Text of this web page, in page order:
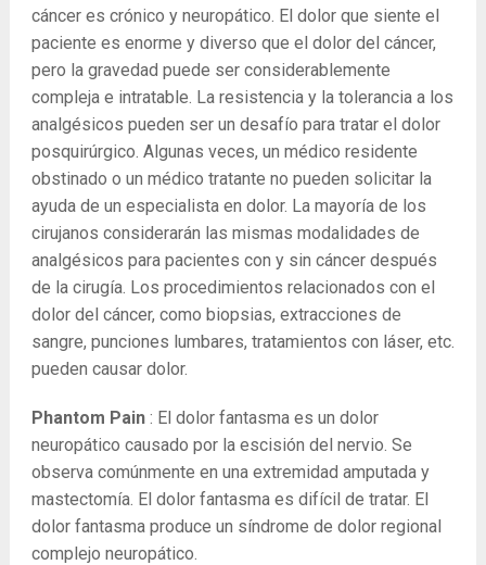
cáncer es crónico y neuropático. El dolor que siente el
paciente es enorme y diverso que el dolor del cáncer,
pero la gravedad puede ser considerablemente
compleja e intratable. La resistencia y la tolerancia a los
analgésicos pueden ser un desafío para tratar el dolor
posquirúrgico. Algunas veces, un médico residente
obstinado o un médico tratante no pueden solicitar la
ayuda de un especialista en dolor. La mayoría de los
cirujanos considerarán las mismas modalidades de
analgésicos para pacientes con y sin cáncer después
de la cirugía. Los procedimientos relacionados con el
dolor del cáncer, como biopsias, extracciones de
sangre, punciones lumbares, tratamientos con láser, etc.
pueden causar dolor.
Phantom Pain : El dolor fantasma es un dolor
neuropático causado por la escisión del nervio. Se
observa comúnmente en una extremidad amputada y
mastectomía. El dolor fantasma es difícil de tratar. El
dolor fantasma produce un síndrome de dolor regional
complejo neuropático.